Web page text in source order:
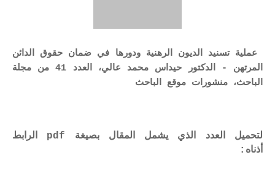
عملية تسنيد الديون الرهنية ودورها في ضمان حقوق الدائن
المرتهن - الدكتور حيداس محمد عالي، العدد 41 من مجلة
الباحث، منشورات موقع الباحث
لتحميل العدد الذي يشمل المقال بصيغة pdf الرابط
أذناه: